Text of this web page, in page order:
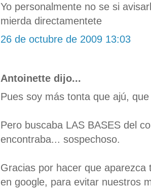
Yo personalmente no se si
mierda directamentete
26 de octubre de 2009 13:03
Antoinette dijo...
Pues soy más tonta que ajú,
Pero buscaba LAS BASES del
encontraba... sospechoso.
Gracias por hacer que aparezca
en google, para evitar nuestros